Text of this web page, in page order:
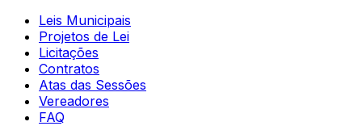
Leis Municipais
Projetos de Lei
Licitações
Contratos
Atas das Sessões
Vereadores
FAQ